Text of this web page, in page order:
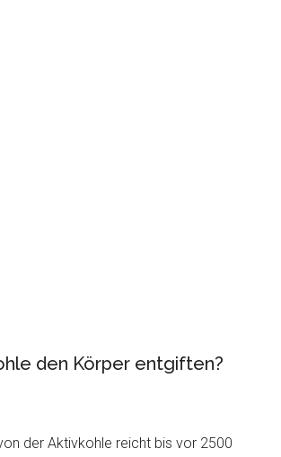
den Körper entgiften?
der Aktivkohle reicht bis vor 2500